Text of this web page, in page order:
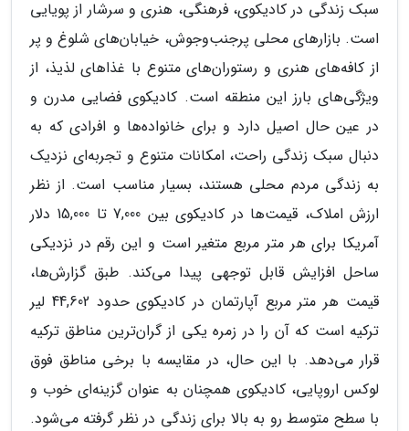
سبک زندگی در کادیکوی، فرهنگی، هنری و سرشار از پویایی
است. بازارهای محلی پرجنب‌وجوش، خیابان‌های شلوغ و پر
از کافه‌های هنری و رستوران‌های متنوع با غذاهای لذیذ، از
ویژگی‌های بارز این منطقه است. کادیکوی فضایی مدرن و
در عین حال اصیل دارد و برای خانواده‌ها و افرادی که به
دنبال سبک زندگی راحت، امکانات متنوع و تجربه‌ای نزدیک
به زندگی مردم محلی هستند، بسیار مناسب است. از نظر
ارزش املاک، قیمت‌ها در کادیکوی بین 7,000 تا 15,000 دلار
آمریکا برای هر متر مربع متغیر است و این رقم در نزدیکی
ساحل افزایش قابل توجهی پیدا می‌کند. طبق گزارش‌ها،
قیمت هر متر مربع آپارتمان در کادیکوی حدود 44,602 لیر
ترکیه است که آن را در زمره یکی از گران‌ترین مناطق ترکیه
قرار می‌دهد. با این حال، در مقایسه با برخی مناطق فوق
لوکس اروپایی، کادیکوی همچنان به عنوان گزینه‌ای خوب و
با سطح متوسط رو به بالا برای زندگی در نظر گرفته می‌شود.